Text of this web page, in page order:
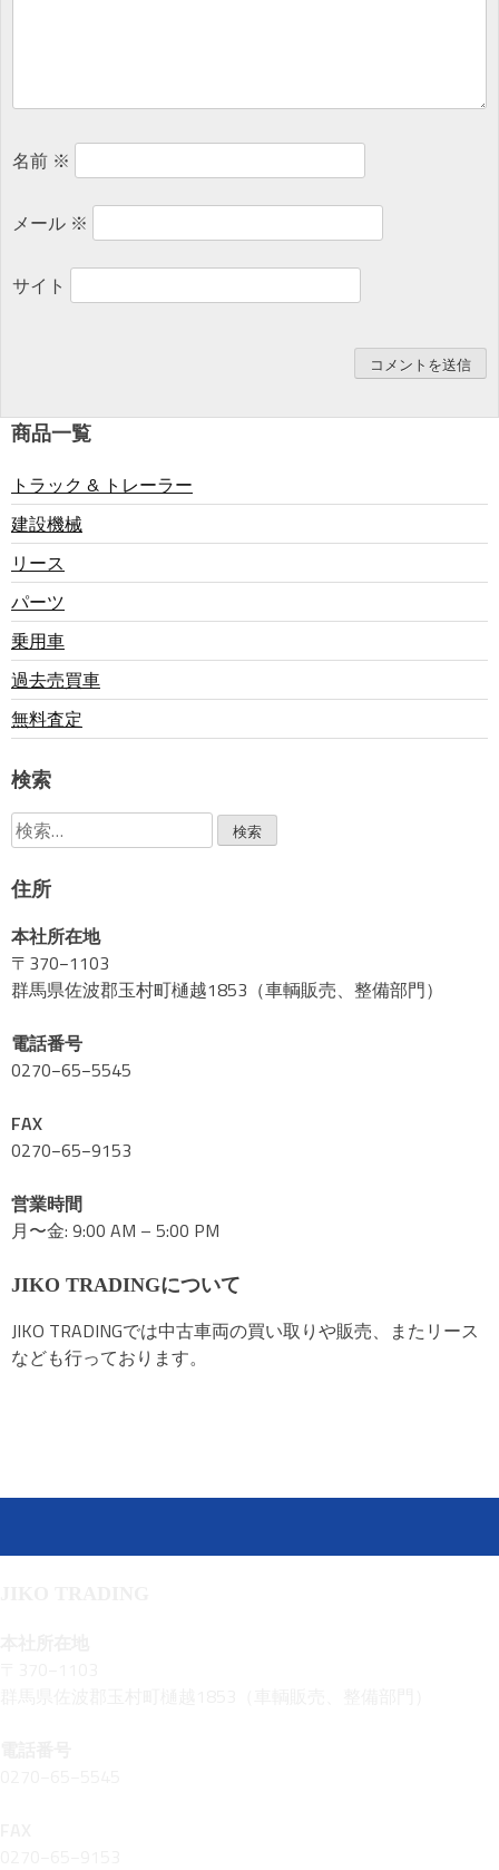
名前 ※
メール ※
サイト
商品一覧
トラック & トレーラー
建設機械
リース
パーツ
乗用車
過去売買車
無料査定
検索
検
索:
住所
本社所在地
〒370−1103
群馬県佐波郡玉村町樋越1853（車輌販売、整備部門）
電話番号
0270−65−5545
FAX
0270−65−9153
営業時間
月〜金: 9:00 AM – 5:00 PM
JIKO TRADINGについて
JIKO TRADINGでは中古車両の買い取りや販売、またリース
なども行っております。